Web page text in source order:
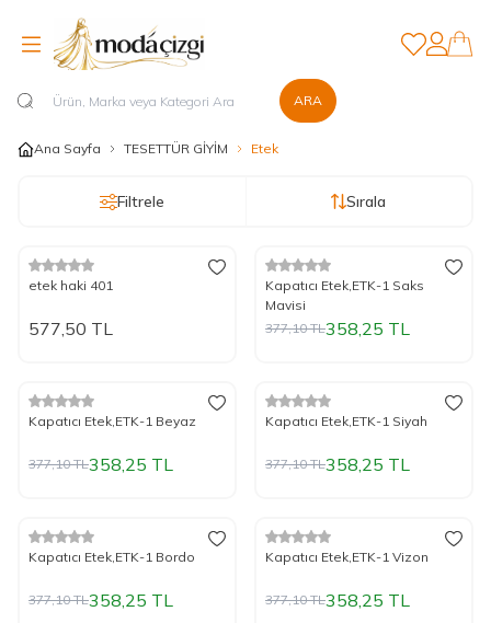
ARA
Hesabım
Favorilerim
Ana Sayfa TESETTÜR GİYİM Etek
Filtrele Sırala
Yeni
etek haki 401
577,50 TL
%5İndirim
Yeni
Kapatıcı Etek,ETK-1 Saks
Mavisi
377,10TL358,25 TL
%5İndirim
Yeni
Kapatıcı Etek,ETK-1 Beyaz
377,10TL358,25 TL
%5İndirim
Yeni
Kapatıcı Etek,ETK-1 Siyah
377,10TL358,25 TL
%5İndirim
Yeni
Kapatıcı Etek,ETK-1 Bordo
377,10TL358,25 TL
%5İndirim
Yeni
Kapatıcı Etek,ETK-1 Vizon
377,10TL358,25 TL